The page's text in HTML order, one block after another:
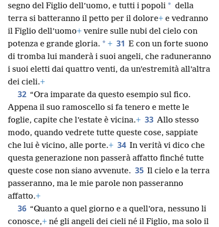
segno del Figlio dell’uomo, e tutti i popoli * della
terra si batteranno il petto per il dolore+ e vedranno
il Figlio dell’uomo+ venire sulle nubi del cielo con
potenza e grande gloria. * + 31 E con un forte suono
di tromba lui manderà i suoi angeli, che raduneranno
i suoi eletti dai quattro venti, da un’estremità all’altra
dei cieli.+
32 “Ora imparate da questo esempio sul fico.
Appena il suo ramoscello si fa tenero e mette le
foglie, capite che l’estate è vicina.+ 33 Allo stesso
modo, quando vedrete tutte queste cose, sappiate
che lui è vicino, alle porte.+ 34 In verità vi dico che
questa generazione non passerà affatto finché tutte
queste cose non siano avvenute. 35 Il cielo e la terra
passeranno, ma le mie parole non passeranno
affatto.+
36 “Quanto a quel giorno e a quell’ora, nessuno li
conosce,+ né gli angeli dei cieli né il Figlio, ma solo il